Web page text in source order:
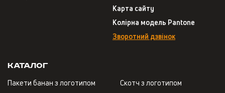
Карта сайту
Колірна модель Pantone
Зворотний дзвінок
Каталог
Пакети банан з логотипом
Скотч з логотипом